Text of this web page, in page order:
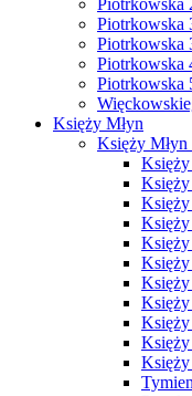
Piotrkowska
Piotrkowska
Piotrkowska
Piotrkowska
Księży Młyn
Księży Młyn
Księży
Księży
Księży
Księży